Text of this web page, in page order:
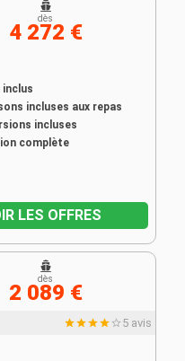
inclus
incluses aux repas
incluses
complète
dès
4 272 €
LES OFFRES
5 avis
dès
2 089 €